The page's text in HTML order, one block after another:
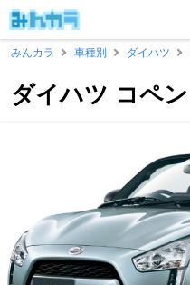
みんカラ
車種別 ダイハツ
ダイハツ コペン